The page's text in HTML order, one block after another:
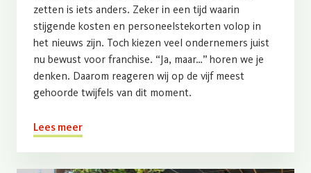
zetten is iets anders. Zeker in een tijd waarin
stijgende kosten en personeelstekorten volop in
het nieuws zijn. Toch kiezen veel ondernemers juist
nu bewust voor franchise. “Ja, maar…” horen we je
denken. Daarom reageren wij op de vijf meest
gehoorde twijfels van dit moment.
Lees meer